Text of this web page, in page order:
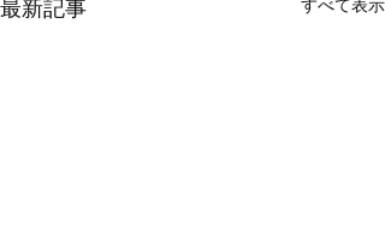
最新記事 すべて表示